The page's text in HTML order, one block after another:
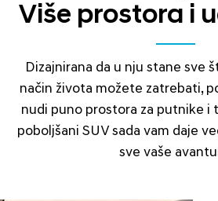
Više prostora i
Dizajnirana da u nju stane sve
način života možete zatrebati,
nudi puno prostora za putnike i
poboljšani SUV sada vam daje
sve vaše